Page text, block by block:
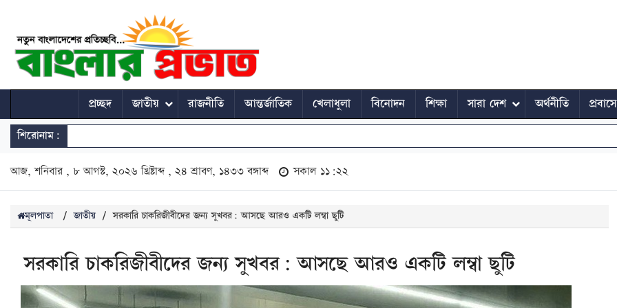
প্রচ্ছদ জাতীয় রাজনীতি আন্তর্জাতিক খেলাধুলা বিনোদন শিক্ষা সারা দেশ অর্থনীতি
শিরোনাম:
আজ, শনিবার , ৮ আগস্ট, ২০২৬ খ্রিষ্টাব্দ , ২৪ শ্রাবণ, ১৪৩৩ বঙ্গাব্দ সকাল ১১:২২
মূলপাতা / জাতীয় / সরকারি চাকরিজীবীদের জন্য সুখবর: আসছে আরও একটি লম্বা ছুটি
সরকারি চাকরিজীবীদের জন্য সুখবর: আসছে আরও একটি লম্বা ছুটি